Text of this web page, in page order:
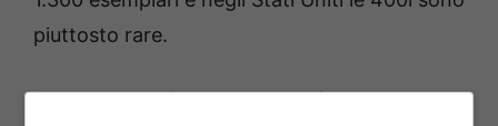
piuttosto rare.
Una storica Ferrari